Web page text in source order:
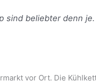
sind beliebter denn je.
vor Ort. Die